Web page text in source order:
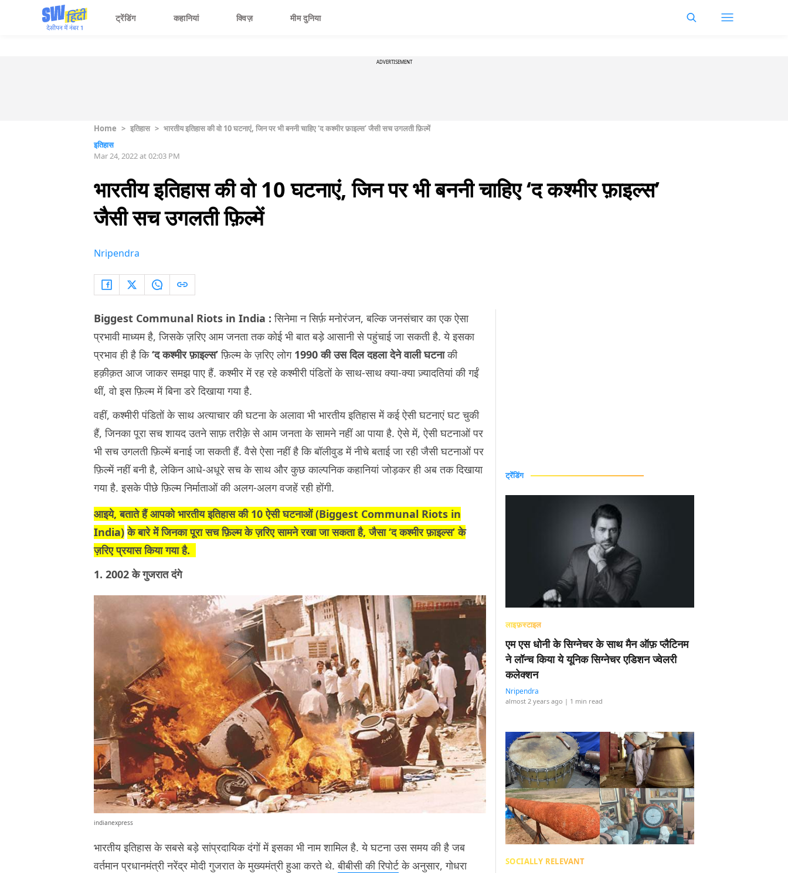
ट्रेंडिंग कहानियां क्विज़ मीम दुनिया
ADVERTISEMENT
Home > इतिहास > भारतीय इतिहास की वो 10 घटनाएं, जिन पर भी बननी चाहिए ‘द कश्मीर फ़ाइल्स’ जैसी सच उगलती फ़िल्में
इतिहास
Mar 24, 2022 at 02:03 PM
भारतीय इतिहास की वो 10 घटनाएं, जिन पर भी बननी चाहिए ‘द कश्मीर फ़ाइल्स’
जैसी सच उगलती फ़िल्में
Nripendra
Biggest Communal Riots in India :सिनेमा न सिर्फ़ मनोरंजन, बल्कि जनसंचार का एक ऐसा
प्रभावी माध्यम है, जिसके ज़रिए आम जनता तक कोई भी बात बड़े आसानी से पहुंचाई जा सकती है. ये इसका
प्रभाव ही है कि‘द कश्मीर फ़ाइल्स’फ़िल्म के ज़रिए लोग 1990 की उस दिल दहला देने वाली घटनाकी
हक़ीक़त आज जाकर समझ पाए हैं. कश्मीर में रह रहे कश्मीरी पंडितों के साथ-साथ क्या-क्या ज़्यादतियां की गईं
थीं, वो इस फ़िल्म में बिना डरे दिखाया गया है.
वहीं, कश्मीरी पंडितों के साथ अत्याचार की घटना के अलावा भी भारतीय इतिहास में कई ऐसी घटनाएं घट चुकी
हैं, जिनका पूरा सच शायद उतने साफ़ तरीक़े से आम जनता के सामने नहीं आ पाया है. ऐसे में, ऐसी घटनाओं पर
भी सच उगलती फ़िल्में बनाई जा सकती हैं. वैसे ऐसा नहीं है कि बॉलीवुड में नीचे बताई जा रही जैसी घटनाओं पर
फ़िल्में नहीं बनी है, लेकिन आधे-अधूरे सच के साथ और कुछ काल्पनिक कहानियां जोड़कर ही अब तक दिखाया
गया है. इसके पीछे फ़िल्म निर्माताओं की अलग-अलग वजहें रही होंगी.
आइये, बताते हैं आपको भारतीय इतिहास की 10 ऐसी घटनाओं (Biggest Communal Riots in
India) के बारे में जिनका पूरा सच फ़िल्म के ज़रिए सामने रखा जा सकता है, जैसा ‘द कश्मीर फ़ाइल्स’ के
ज़रिए प्रयास किया गया है.
1. 2002 के गुजरात दंगे
indianexpress
भारतीय इतिहास के सबसे बड़े सांप्रदायिक दंगों में इसका भी नाम शामिल है. ये घटना उस समय की है जब
वर्तमान प्रधानमंत्री नरेंद्र मोदी गुजरात के मुख्यमंत्री हुआ करते थे.बीबीसी की रिपोर्टके अनुसार, गोधरा
ट्रेंडिंग
लाइफ़स्टाइल
एम एस धोनी के सिग्नेचर के साथ मैन ऑफ़ प्लैटिनम
ने लॉन्च किया ये यूनिक सिग्नेचर एडिशन ज्वेलरी
कलेक्शन
Nripendra
almost 2 years ago | 1 min read
SOCIALLY RELEVANT